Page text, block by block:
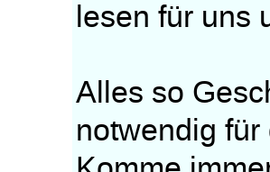
lesen für uns
Alles so
notwendig